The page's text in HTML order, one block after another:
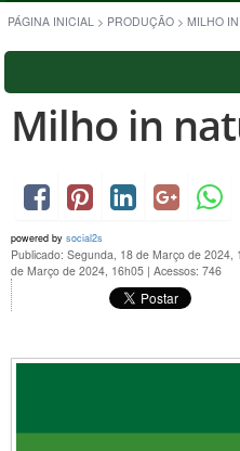
PÁGINA INICIAL > PRODUÇÃO > MILHO
Milho in
powered by social2s
Publicado: Segunda, 18 de Março de 2024,
de Março de 2024, 16h05 | Acessos: 746